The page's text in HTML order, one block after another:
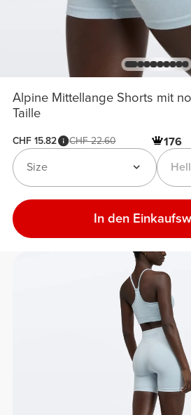
Alpine Mittellange Shorts mit
Taille
CHF 15.82 CHF 22.60 176
Size
In den